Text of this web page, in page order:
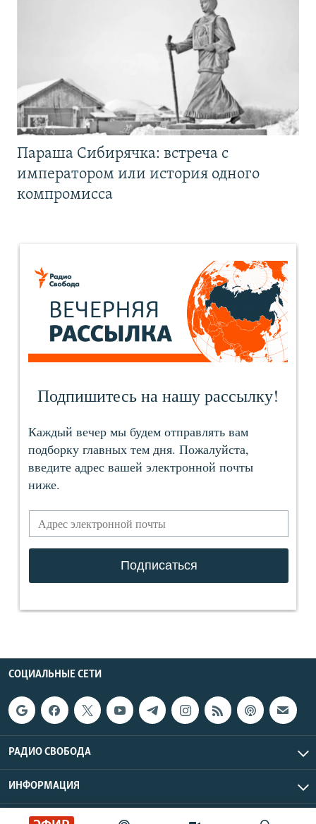
Параша Сибирячка: встреча с
императором или история одного
компромисса
СОЦИАЛЬНЫЕ СЕТИ
РАДИО СВОБОДА
ИНФОРМАЦИЯ